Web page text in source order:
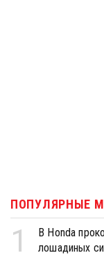
ПОПУЛЯРНЫЕ
1
В Honda
лошадиных